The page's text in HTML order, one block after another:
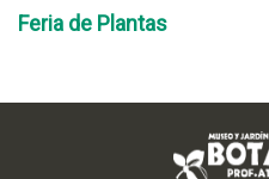
Feria de Plantas